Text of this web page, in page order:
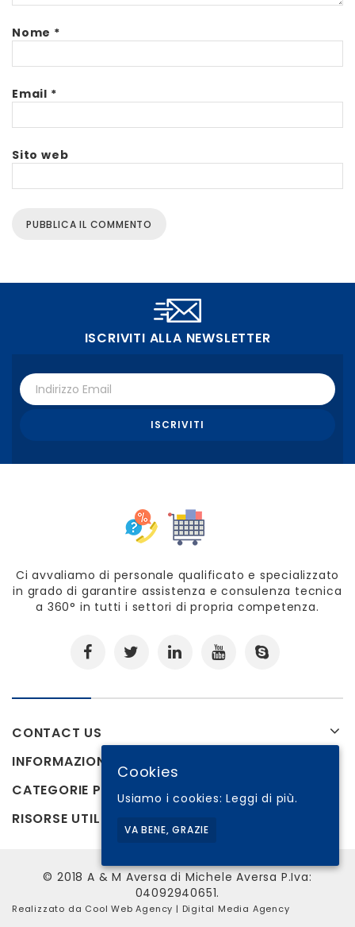
Nome *
Email *
Sito web
ISCRIVITI ALLA NEWSLETTER
Ci avvaliamo di personale qualificato e specializzato
in grado di garantire assistenza e consulenza tecnica
a 360° in tutti i settori di propria competenza.
CONTACT US
INFORMAZIONI
CATEGORIE PRODOTTI
RISORSE UTILI
© 2018 A & M Aversa di Michele Aversa P.Iva:
04092940651.
Realizzato da Cool Web Agency | Digital Media Agency
Cookies
Usiamo i cookies:Leggi di più.
VA BENE, GRAZIE